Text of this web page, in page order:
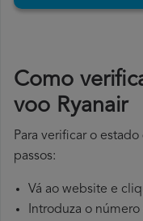
​Como
voo Ryanair
Para verificar o
passos:
Vá ao website e
Introduza o